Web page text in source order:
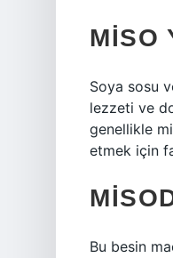
MISO
Soya sosu
lezzeti ve
genellikle
etmek için
Bu besin